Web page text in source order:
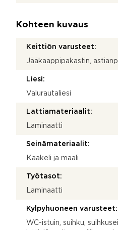
Kohteen kuvaus
Keittiön varusteet:
Jääkaappipakastin,
Liesi:
Valurautaliesi
Lattiamateriaalit:
Laminaatti
Seinämateriaalit:
Kaakeli ja maali
Työtasot:
Laminaatti
Kylpyhuoneen varusteet:
WC-istuin, suihku,